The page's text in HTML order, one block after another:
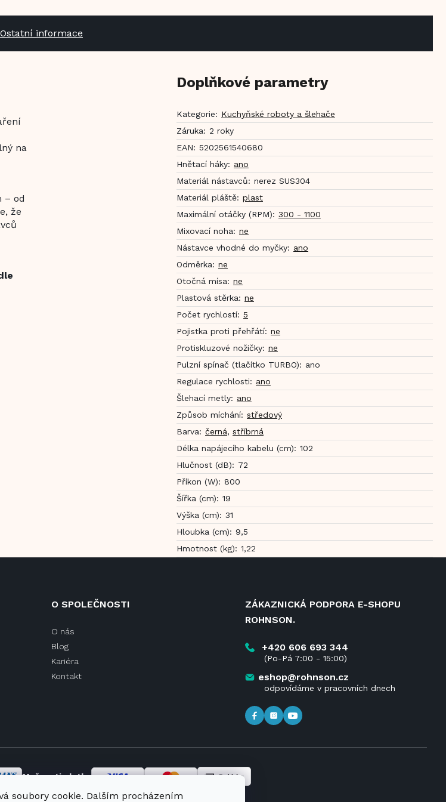
soubory cookie. Dalším procházením
Ostatní informace
na
– od
že
Doplňkové parametry
Kategorie: Kuchyňské roboty a šlehače
Záruka: 2 roky
EAN: 5202561540680
Hnětací háky: ano
Materiál nástavců: nerez SUS304
Materiál pláště: plast
Maximální otáčky (RPM): 300 - 1100
Mixovací noha: ne
Nástavce vhodné do myčky: ano
Odměrka: ne
Otočná mísa: ne
Plastová stěrka: ne
Počet rychlostí: 5
Pojistka proti přehřátí: ne
Protiskluzové nožičky: ne
Pulzní spínač (tlačítko TURBO): ano
Regulace rychlosti: ano
Šlehací metly: ano
Způsob míchání: středový
Barva: černá, stříbrná
Délka napájecího kabelu (cm): 102
Hlučnost (dB): 72
Příkon (W): 800
Šířka (cm): 19
Výška (cm): 31
Hloubka (cm): 9,5
Hmotnost (kg): 1,22
O SPOLEČNOSTI
O nás
Blog
Kariéra
Kontakt
ZÁKAZNICKÁ PODPORA E-SHOPU
ROHNSON.
+420 606 693 344
(Po-Pá 7:00 - 15:00)
eshop@rohnson.cz
odpovídáme v pracovních dnech
Možnosti platby